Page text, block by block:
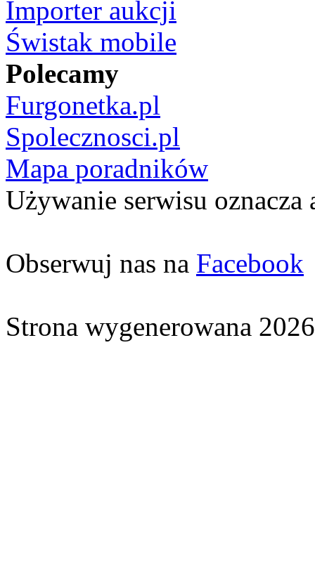
Importer aukcji
Świstak mobile
Polecamy
Furgonetka.pl
Spolecznosci.pl
Mapa poradników
Używanie serwisu oznacza
Obserwuj nas na Facebook
Strona wygenerowana